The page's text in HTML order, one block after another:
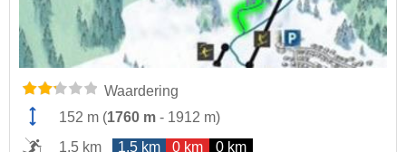
Waardering
152 m (1760 m - 1912 m)
1,5 km
1,5 km 0 km 0 km